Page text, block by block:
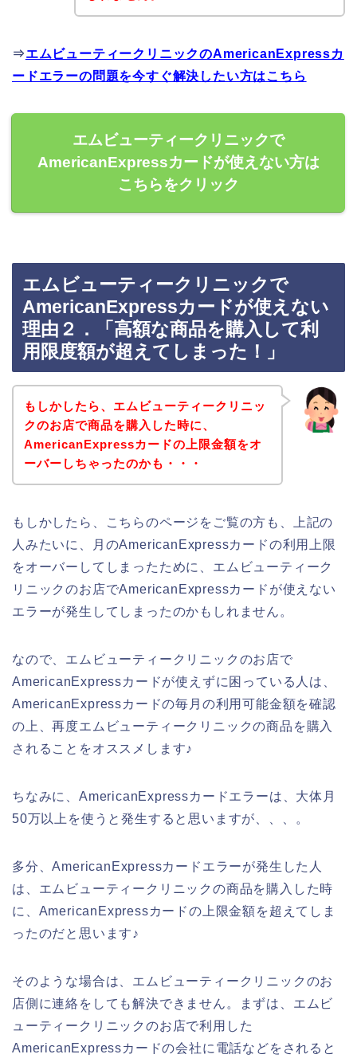
⇒エムビューティークリニックのAmericanExpressカ
ードエラーの問題を今すぐ解決したい方はこちら
エムビューティークリニックで
AmericanExpressカードが使えない方は
こちらをクリック
エムビューティークリニックで
AmericanExpressカードが使えない
理由２．「高額な商品を購入して利
用限度額が超えてしまった！」
もしかしたら、エムビューティークリニッ
クのお店で商品を購入した時に、
AmericanExpressカードの上限金額をオ
ーバーしちゃったのかも・・・
もしかしたら、こちらのページをご覧の方も、上記の
人みたいに、月のAmericanExpressカードの利用上限
をオーバーしてしまったために、エムビューティーク
リニックのお店でAmericanExpressカードが使えない
エラーが発生してしまったのかもしれません。
なので、エムビューティークリニックのお店で
AmericanExpressカードが使えずに困っている人は、
AmericanExpressカードの毎月の利用可能金額を確認
の上、再度エムビューティークリニックの商品を購入
されることをオススメします♪
ちなみに、AmericanExpressカードエラーは、大体月
50万以上を使うと発生すると思いますが、、、。
多分、AmericanExpressカードエラーが発生した人
は、エムビューティークリニックの商品を購入した時
に、AmericanExpressカードの上限金額を超えてしま
ったのだと思います♪
そのような場合は、エムビューティークリニックのお
店側に連絡をしても解決できません。まずは、エムビ
ューティークリニックのお店で利用した
AmericanExpressカードの会社に電話などをされると